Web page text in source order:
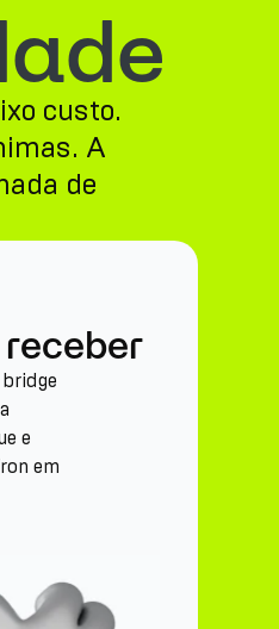
custo.
A
de
e
em